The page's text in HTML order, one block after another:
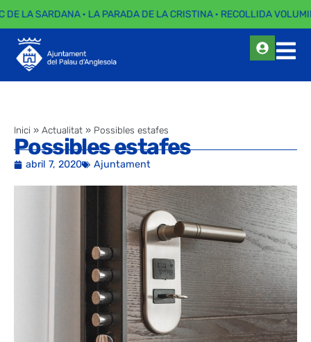
DE LA SARDANA · LA PARADA DE LA CRISTINA · RECOLLIDA
Inici » Actualitat » Possibles estafes
Possibles estafes
abril 7, 2020 Ajuntament